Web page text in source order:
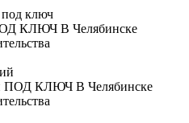
КЛЮЧ В Челябинске
ПОД КЛЮЧ В Челябинске